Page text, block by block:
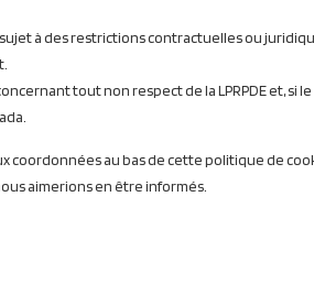
à des restrictions contractuelles ou
tout non respect de la LPRPDE et, si
coordonnées au bas de cette politique de
aimerions en être informés.